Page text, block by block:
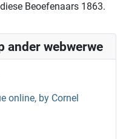
ander webwerwe
online, by Cornel
Beoefenaars 1863.